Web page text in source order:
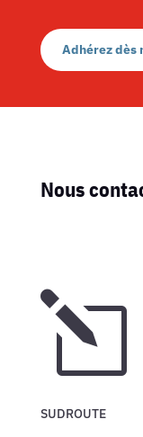
Adhérez dès
Nous
l
SUDROUTE